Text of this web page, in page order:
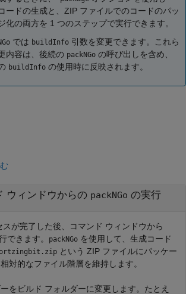
ードの生成と、ZIP ファイルでのコードのパッ
化の両方を 1 つのステップで実行できます。
では buildInfo 引数を変更できます。これら
内容は、後続の packNGo の呼び出しを含め、
buildInfo の使用時に反映されます。
ウィンドウからの packNGo の実行
スが完了した後、コマンド ウィンドウから
できます。 packNGo を使用して、生成コード
という ZIP ファイルにパッケー
対的なファイル階層を維持します。
をビルド フォルダーに変更します。たとえ